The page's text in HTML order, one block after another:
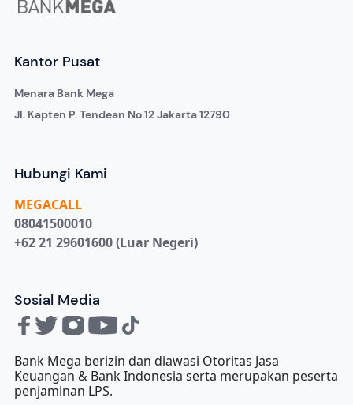
Kantor Pusat
Menara Bank Mega
Jl. Kapten P. Tendean No.12 Jakarta 12790
Hubungi Kami
MEGACALL
08041500010
+62 21 29601600 (Luar Negeri)
Sosial Media
Bank Mega berizin dan diawasi Otoritas Jasa
Keuangan & Bank Indonesia serta merupakan peserta
penjaminan LPS.